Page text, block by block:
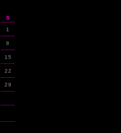
S
1
8
15
22
29